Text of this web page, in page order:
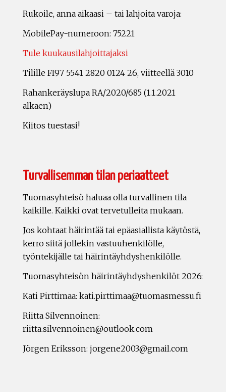
Rukoile, anna aikaasi – tai lahjoita varoja:
MobilePay-numeroon: 75221
Tule kuukausilahjoittajaksi
Tilille FI97 5541 2820 0124 26, viitteellä 3010
Rahankeräyslupa RA/2020/685 (1.1.2021
alkaen)
Kiitos tuestasi!
Turvallisemman tilan periaatteet
Tuomasyhteisö haluaa olla turvallinen tila
kaikille. Kaikki ovat tervetulleita mukaan.
Jos kohtaat häirintää tai epäasiallista käytöstä,
kerro siitä jollekin vastuuhenkilölle,
työntekijälle tai häirintäyhdyshenkilölle.
Tuomasyhteisön häirintäyhdyshenkilöt 2026:
Kati Pirttimaa: kati.pirttimaa@tuomasmessu.fi
Riitta Silvennoinen:
riitta.silvennoinen@outlook.com
Jörgen Eriksson: jorgene2003@gmail.com